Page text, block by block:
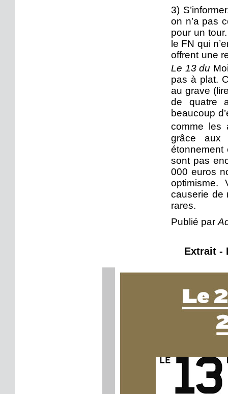
3)
on n’a pas
pour un
le FN qui
offrent une
Le 13 du
pas à plat.
au grave
de quatre
beaucoup
comme les
grâce aux
étonnement
sont pas
000 euros
causerie de
rares.
Publié par
Extrait -